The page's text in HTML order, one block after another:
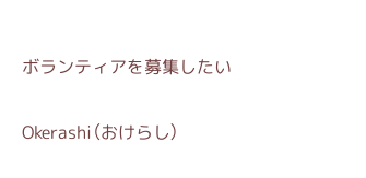
ボランティアを募集したい
Okerashi（おけらし）